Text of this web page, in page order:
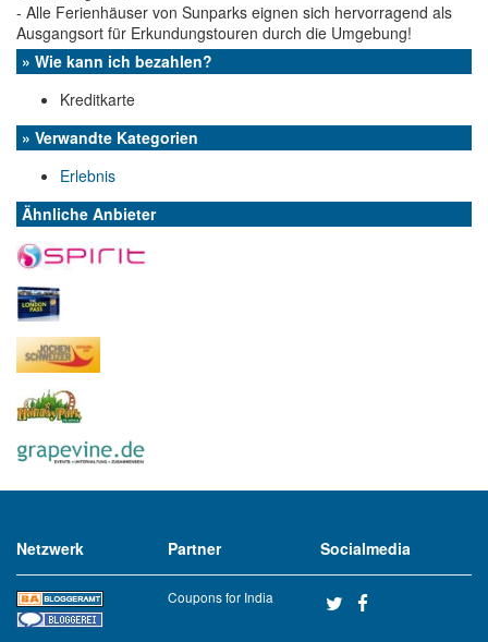
- Alle Ferienhäuser von Sunparks eignen sich hervorragend als
Ausgangsort für Erkundungstouren durch die Umgebung!
» Wie kann ich bezahlen?
Kreditkarte
» Verwandte Kategorien
Erlebnis
Ähnliche Anbieter
Netzwerk Partner
Coupons for India
Socialmedia